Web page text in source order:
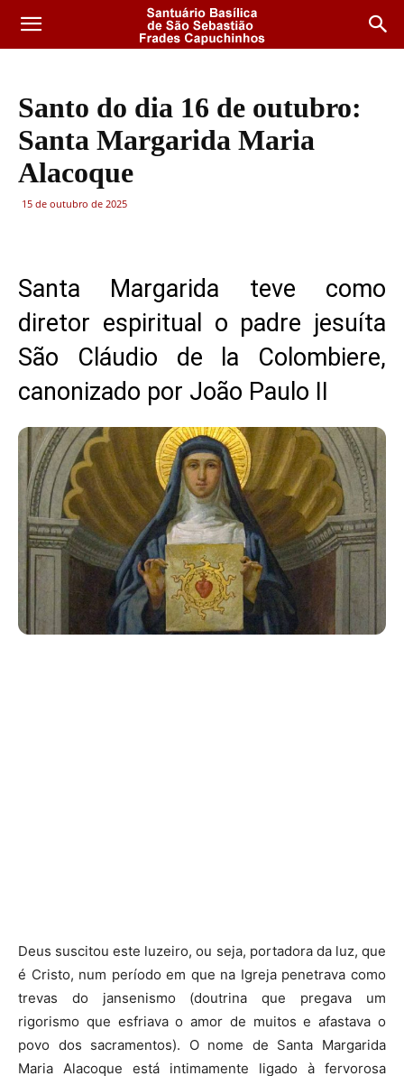
Santo do dia 16 de outubro:
Santa Margarida Maria
Alacoque
15 de outubro de 2025
Santa Margarida teve como
diretor espiritual o padre jesuíta
São Cláudio de la Colombiere,
canonizado por João Paulo II
Deus suscitou este luzeiro, ou seja, portadora da luz, que
é Cristo, num período em que na Igreja penetrava como
trevas do jansenismo (doutrina que pregava um
rigorismo que esfriava o amor de muitos e afastava o
povo dos sacramentos). O nome de Santa Margarida
Maria Alacoque está intimamente ligado à fervorosa